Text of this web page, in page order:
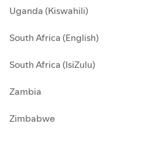
Uganda (Kiswahili)
South Africa (English)
South Africa (IsiZulu)
Zambia
Zimbabwe